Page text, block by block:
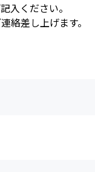
入ください。
絡差し上げます。